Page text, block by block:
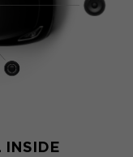
INSIDE